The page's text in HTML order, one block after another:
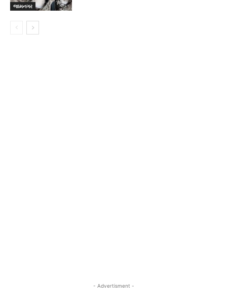
જામનગર
- Advertisment -